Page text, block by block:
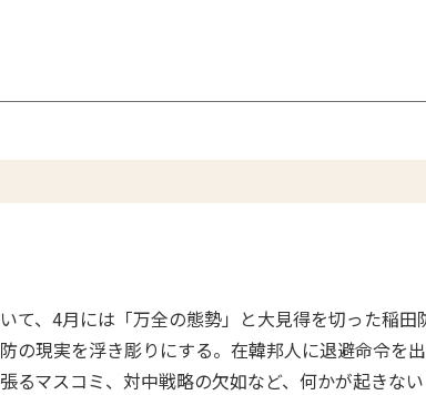
て、4月には「万全の態勢」と大見得を切った稲
の現実を浮き彫りにする。在韓邦人に退避命令を
るマスコミ、対中戦略の欠如など、何かが起き